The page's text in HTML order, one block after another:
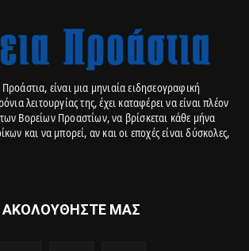
είναι μια μηνιαία ειδησεογραφική
λειτουργίας της, έχει καταφέρει να είναι πλέον
Βορείων Προαστίων, να βρίσκεται κάθε μήνα
και να μπορεί, αν και οι εποχές είναι δύσκολες,
ΑΚΟΛΟΥΘΗΣΤΕ ΜΑΣ